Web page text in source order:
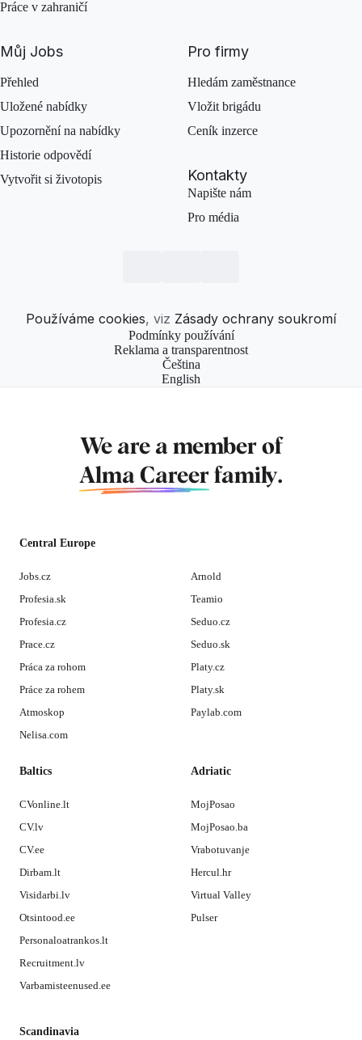
Práce v zahraničí
Můj Jobs
Přehled
Uložené nabídky
Upozornění na nabídky
Historie odpovědí
Vytvořit si životopis
Pro firmy
Hledám zaměstnance
Vložit brigádu
Ceník inzerce
Kontakty
Napište nám
Pro média
Používáme cookies, viz Zásady ochrany soukromí
Podmínky používání
Reklama a transparentnost
Čeština
English
We are a member of
Alma Career family.
Central Europe
Jobs.cz
Profesia.sk
Profesia.cz
Prace.cz
Práca za rohom
Práce za rohem
Atmoskop
Nelisa.com
Arnold
Teamio
Seduo.cz
Seduo.sk
Platy.cz
Platy.sk
Paylab.com
Baltics
CVonline.lt
CV.lv
CV.ee
Dirbam.lt
Visidarbi.lv
Otsintood.ee
Personaloatrankos.lt
Recruitment.lv
Varbamisteenused.ee
Adriatic
MojPosao
MojPosao.ba
Vrabotuvanje
Hercul.hr
Virtual Valley
Pulser
Scandinavia